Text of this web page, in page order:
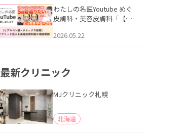
た。
わたしの名医Youtube めぐ
皮膚科・美容皮膚科「【ヒ
用】ハイブリッド注入を美
2026.05.22
最新クリニック
MJクリニック札幌
北海道